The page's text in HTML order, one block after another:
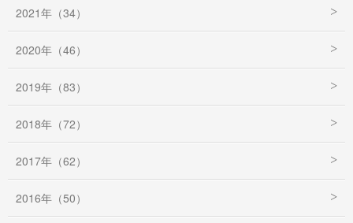
2021年（34）
2020年（46）
2019年（83）
2018年（72）
2017年（62）
2016年（50）